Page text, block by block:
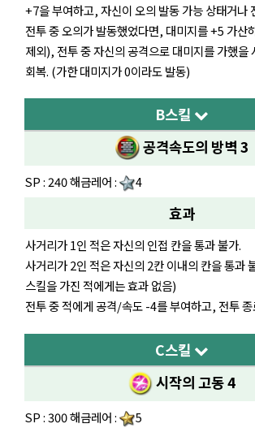
+7을 부여하고, 자신이 오의 발동 가능 상태거나
전투 중 오의가 발동했었다면, 대미지를 +5 가산
제외), 전투 중 자신의 공격으로 대미지를 가했
회복. (가한 대미지가 0이라도 발동)
B스킬
공격속도의 방벽 3
SP : 240 해금레어 : 4
효과
사거리가 1인 적은 자신의 인접 칸을 통과 불가.
사거리가 2인 적은 자신의 2칸 이내의 칸을 통과
스킬을 가진 적에게는 효과 없음)
전투 중 적에게 공격/속도 -4를 부여하고, 전투
C스킬
시작의 고동 4
SP : 300 해금레어 : 5